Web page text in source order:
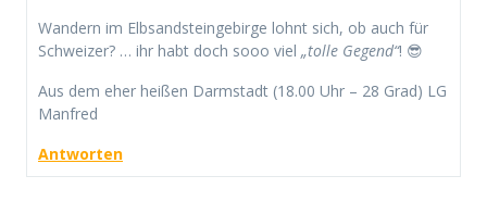
Wandern im Elbsandsteingebirge lohnt sich, ob auch für
Schweizer? … ihr habt doch sooo viel „tolle Gegend“! 😎
Aus dem eher heißen Darmstadt (18.00 Uhr – 28 Grad) LG
Manfred
Antworten